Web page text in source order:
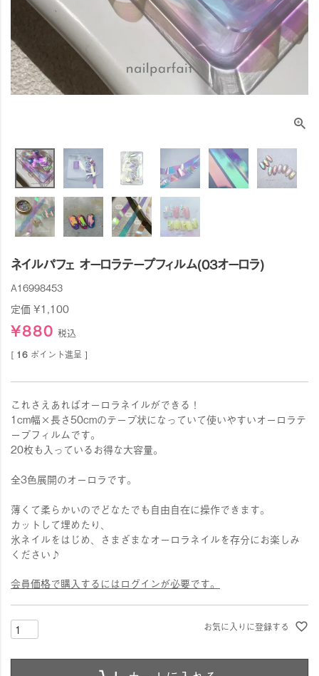
ネイルパフェ オーロラテープフィルム(03オーロラ)
A16998453
定価¥1,100
¥880 税込
[ 16 ポイント進呈 ]
これさえあればオーロラネイルができる！
1cm幅×長さ50cmのテープ状になっていて使いやすいオーロラテ
ープフィルムです。
20枚も入っているお得な大容量。
全3色展開のオーロラです。
薄くて柔らかいのでどなたでも自由自在に操作できます。
カットして埋めたり、
氷ネイルをはじめ、さまざまなオーロラネイルを存分にお楽しみ
ください♪
会員価格で購入するにはログインが必要です。
お気に入りに登録する